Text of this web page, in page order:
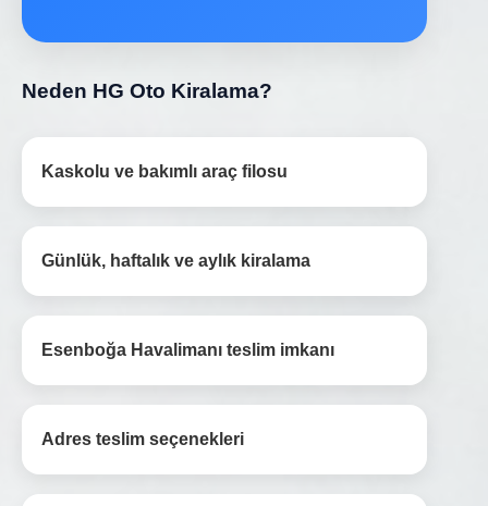
Neden HG Oto Kiralama?
Kaskolu ve bakımlı araç filosu
Günlük, haftalık ve aylık kiralama
Esenboğa Havalimanı teslim imkanı
Adres teslim seçenekleri